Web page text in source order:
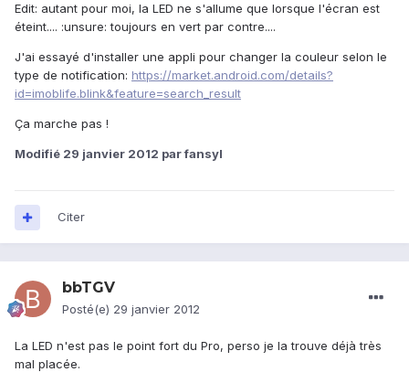
Edit: autant pour moi, la LED ne s'allume que lorsque l'écran est
éteint.... :unsure: toujours en vert par contre....
J'ai essayé d'installer une appli pour changer la couleur selon le
type de notification: https://market.android.com/details?
id=imoblife.blink&feature=search_result
Ça marche pas !
Modifié 29 janvier 2012 par fansyl
Citer
bbTGV
Posté(e) 29 janvier 2012
La LED n'est pas le point fort du Pro, perso je la trouve déjà très
mal placée.